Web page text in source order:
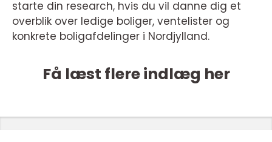
starte din research, hvis du vil danne dig et
overblik over ledige boliger, ventelister og
konkrete boligafdelinger i Nordjylland.
Få læst flere indlæg her